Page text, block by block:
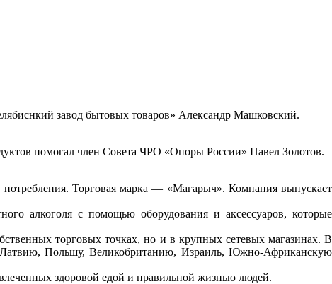
завод бытовых товаров» Александр Машковский.
помогал член Совета ЧРО «Опоры России» Павел Золотов.
Торговая марка — «Магарыч». Компания выпускает
алкоголя с помощью оборудования и аксессуаров, которые
торговых точках, но и в крупных сетевых магазинах. В
Латвию, Польшу, Великобританию, Израиль, Южно-Африканскую
здоровой едой и правильной жизнью людей.